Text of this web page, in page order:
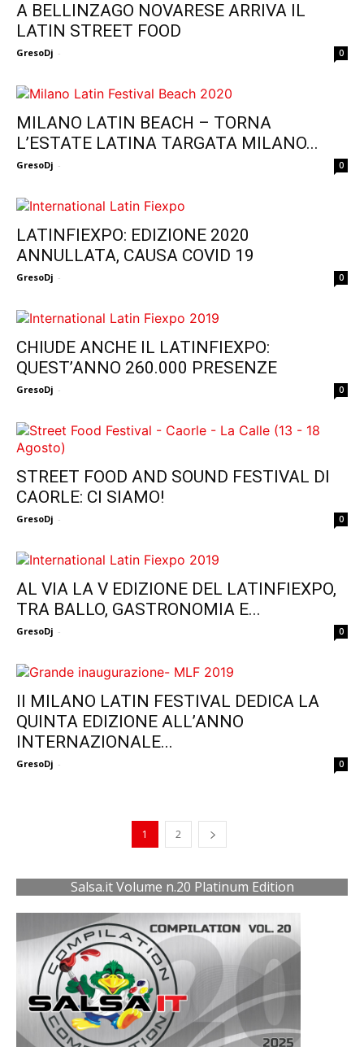
A BELLINZAGO NOVARESE ARRIVA IL
LATIN STREET FOOD
GresoDj - 0
MILANO LATIN BEACH – TORNA
L’ESTATE LATINA TARGATA MILANO...
GresoDj - 0
LATINFIEXPO: EDIZIONE 2020
ANNULLATA, CAUSA COVID 19
GresoDj - 0
CHIUDE ANCHE IL LATINFIEXPO:
QUEST’ANNO 260.000 PRESENZE
GresoDj - 0
STREET FOOD AND SOUND FESTIVAL DI
CAORLE: CI SIAMO!
GresoDj - 0
AL VIA LA V EDIZIONE DEL LATINFIEXPO,
TRA BALLO, GASTRONOMIA E...
GresoDj - 0
Il MILANO LATIN FESTIVAL DEDICA LA
QUINTA EDIZIONE ALL’ANNO
INTERNAZIONALE...
GresoDj - 0
1 2
Salsa.it Volume n.20 Platinum Edition